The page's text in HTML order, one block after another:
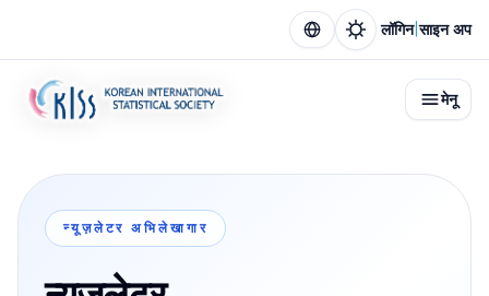
लॉगिन|साइन अप
मेनू
न्यूज़लेटर अभिलेखागार